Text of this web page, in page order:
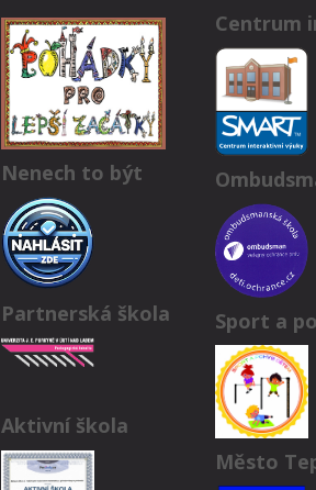
Nenech to být
Partnerská škola
Aktivní škola
Centrum
Sport a
Město